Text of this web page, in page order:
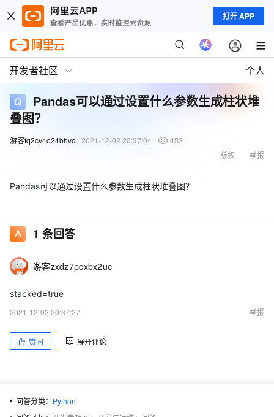
打开 APP
开发者社区 个人
Pandas可以通过设置什么参数生成柱状堆
叠图？
游客fq2cv4o24bhvc 2021-12-02 20:37:04
452
举报
版权
Pandas可以通过设置什么参数生成柱状堆叠图？
1 条回答
游客zxdz7pcxbx2uc
stacked=true
2021-12-02 20:37:27
举报
赞同 展开评论
问答分类： Python